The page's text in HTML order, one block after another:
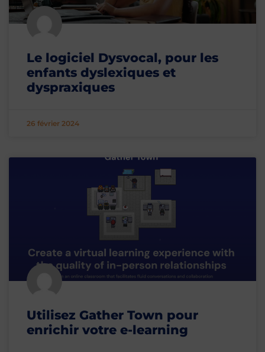
Le logiciel Dysvocal, pour les
enfants dyslexiques et
dyspraxiques
26 février 2024
Utilisez Gather Town pour
enrichir votre e-learning